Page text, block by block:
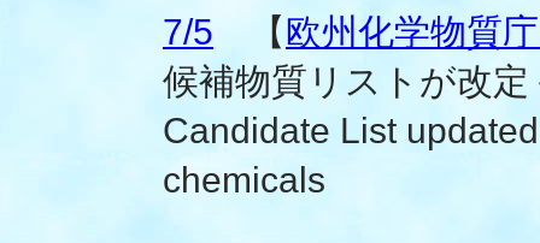
7/5 【欧州化学物質
候補物質リストが改
Candidate List
chemicals